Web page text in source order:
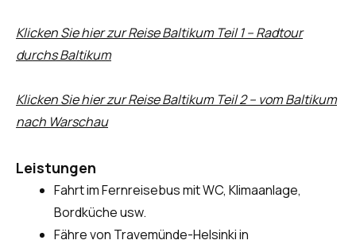
Klicken Sie hier zur Reise Baltikum Teil 1 – Radtour
durchs Baltikum
Klicken Sie hier zur Reise Baltikum Teil 2 – vom Baltikum
nach Warschau
Leistungen
Fahrt im Fernreisebus mit WC, Klimaanlage,
Bordküche usw.
Fähre von Travemünde-Helsinki in